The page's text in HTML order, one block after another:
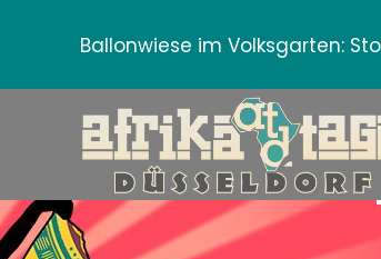
Ballonwiese im Volksgarten: